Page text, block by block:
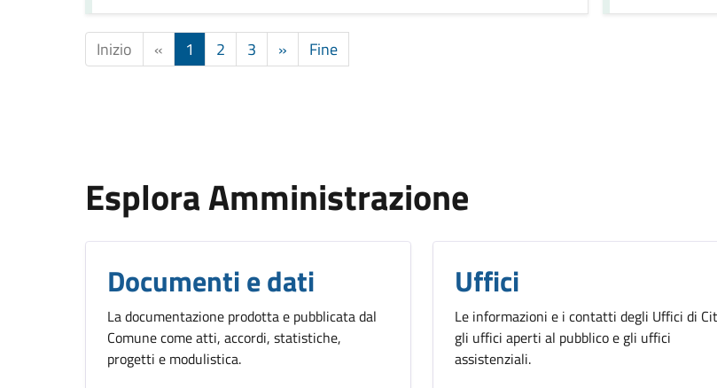
Inizio « 1 2 3 » Fine
Esplora Amministrazione
Documenti e dati
La documentazione prodotta e pubblicata dal
Comune come atti, accordi, statistiche,
progetti e modulistica.
Uffici
Le informazioni e i contatti degli Uffici di
gli uffici aperti al pubblico e gli uffici
assistenziali.